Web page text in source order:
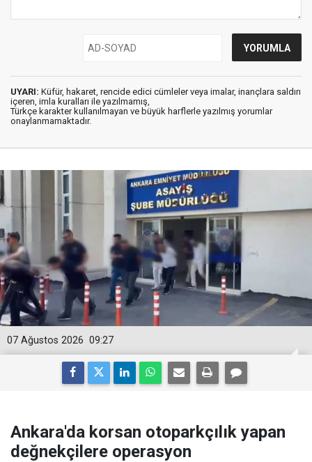
UYARI: Küfür, hakaret, rencide edici cümleler veya imalar, inançlara saldırı
içeren, imla kuralları ile yazılmamış,
Türkçe karakter kullanılmayan ve büyük harflerle yazılmış yorumlar
onaylanmamaktadır.
09:27
07 Ağustos 2026
Ankara'da korsan otoparkçılık yapan
değnekçilere operasyon